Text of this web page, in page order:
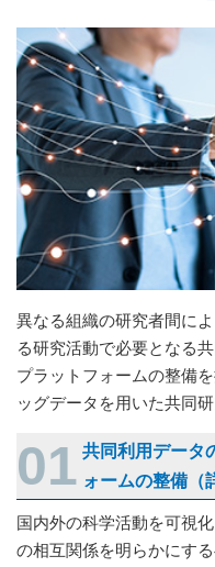
異なる組織の研究者間に
る研究活動で必要となる
プラットフォームの整備
ッグデータを用いた共同
共同利用データ
ォームの整備（
国内外の科学活動を可視
の相互関係を明らかにす